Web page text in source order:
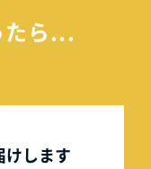
たら...
けします